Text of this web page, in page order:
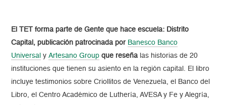
El TET forma parte de Gente que hace escuela: Distrito
Capital, publicación patrocinada por Banesco Banco
Universal yArtesano Group que reseña las historias de 20
instituciones que tienen su asiento en la región capital. El libro
incluye testimonios sobre Criollitos de Venezuela, el Banco del
Libro, el Centro Académico de Luthería, AVESA y Fe y Alegría,